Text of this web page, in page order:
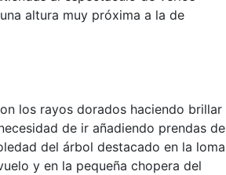
altura muy próxima a la de
los rayos dorados haciendo brillar
de ir añadiendo prendas de
del árbol destacado en la loma
y en la pequeña chopera del